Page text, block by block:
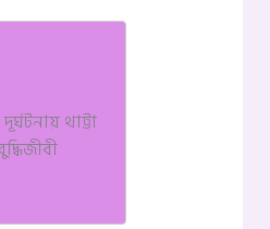
থাট্টা